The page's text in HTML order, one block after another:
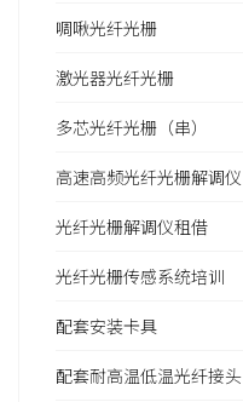
啁啾光纤光栅
激光器光纤光栅
多芯光纤光栅（串）
高速高频光纤光栅解调仪
光纤光栅解调仪租借
光纤光栅传感系统培训
配套安装卡具
配套耐高温低温光纤接头